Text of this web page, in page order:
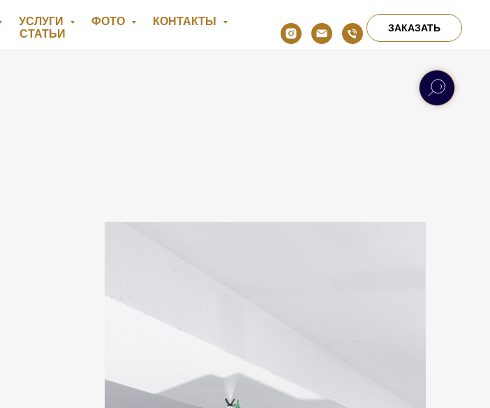
УСЛУГИ ФОТО
КОНТАКТЫ
СТАТЬИ
ЗАКАЗАТЬ